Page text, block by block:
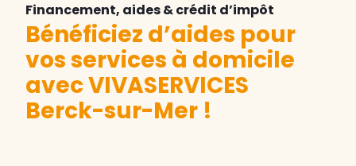
Financement, aides & crédit d’impôt
Bénéficiez d’aides pour
vos services à domicile
avec VIVASERVICES
Berck-sur-Mer !